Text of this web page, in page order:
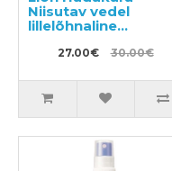
Niisutav vedel
lillelõhnaline
500ml + täide 360ml
27.00€ 30.00€